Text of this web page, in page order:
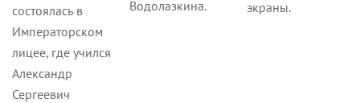
состоялась в
Императорском
лицее, где учился
Александр
Сергеевич
Водолазкина.
экраны.